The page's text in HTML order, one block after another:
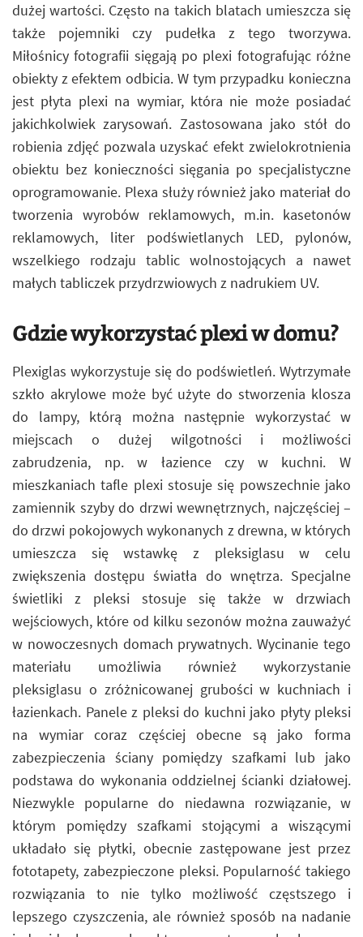
dużej wartości. Często na takich blatach umieszcza się
także pojemniki czy pudełka z tego tworzywa.
Miłośnicy fotografii sięgają po plexi fotografując różne
obiekty z efektem odbicia. W tym przypadku konieczna
jest płyta plexi na wymiar, która nie może posiadać
jakichkolwiek zarysowań. Zastosowana jako stół do
robienia zdjęć pozwala uzyskać efekt zwielokrotnienia
obiektu bez konieczności sięgania po specjalistyczne
oprogramowanie. Plexa służy również jako materiał do
tworzenia wyrobów reklamowych, m.in. kasetonów
reklamowych, liter podświetlanych LED, pylonów,
wszelkiego rodzaju tablic wolnostojących a nawet
małych tabliczek przydrzwiowych z nadrukiem UV.
Gdzie wykorzystać plexi w domu?
Plexiglas wykorzystuje się do podświetleń. Wytrzymałe
szkło akrylowe może być użyte do stworzenia klosza
do lampy, którą można następnie wykorzystać w
miejscach o dużej wilgotności i możliwości
zabrudzenia, np. w łazience czy w kuchni. W
mieszkaniach tafle plexi stosuje się powszechnie jako
zamiennik szyby do drzwi wewnętrznych, najczęściej –
do drzwi pokojowych wykonanych z drewna, w których
umieszcza się wstawkę z pleksiglasu w celu
zwiększenia dostępu światła do wnętrza. Specjalne
świetliki z pleksi stosuje się także w drzwiach
wejściowych, które od kilku sezonów można zauważyć
w nowoczesnych domach prywatnych. Wycinanie tego
materiału umożliwia również wykorzystanie
pleksiglasu o zróżnicowanej grubości w kuchniach i
łazienkach. Panele z pleksi do kuchni jako płyty pleksi
na wymiar coraz częściej obecne są jako forma
zabezpieczenia ściany pomiędzy szafkami lub jako
podstawa do wykonania oddzielnej ścianki działowej.
Niezwykle popularne do niedawna rozwiązanie, w
którym pomiędzy szafkami stojącymi a wiszącymi
układało się płytki, obecnie zastępowane jest przez
fototapety, zabezpieczone pleksi. Popularność takiego
rozwiązania to nie tylko możliwość częstszego i
lepszego czyszczenia, ale również sposób na nadanie